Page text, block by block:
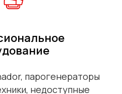
парогенераторы
недоступные